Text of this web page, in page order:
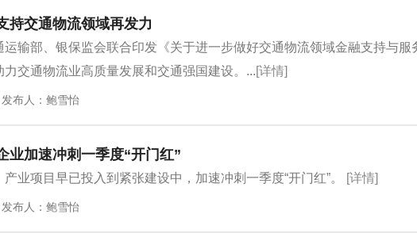
持交通物流领域再发力
输部、银保监会联合印发《关于进一步做好交通物流领域金融支持与服
力交通物流业高质量发展和交通强国建设。...[详情]
布人：鲍雪怡
业加速冲刺一季度“开门红”
业项目早已投入到紧张建设中，加速冲刺一季度“开门红”。 [详情]
布人：鲍雪怡